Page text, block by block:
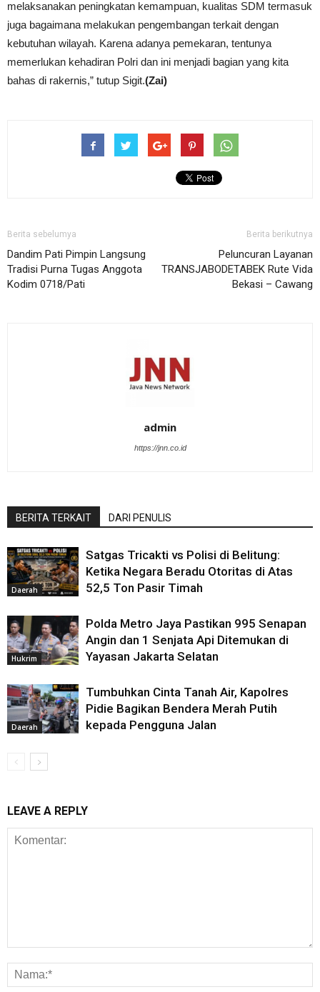
melaksanakan peningkatan kemampuan, kualitas SDM termasuk
juga bagaimana melakukan pengembangan terkait dengan
kebutuhan wilayah. Karena adanya pemekaran, tentunya
memerlukan kehadiran Polri dan ini menjadi bagian yang kita
bahas di rakernis,” tutup Sigit.(Zai)
Berita sebelumya
Dandim Pati Pimpin Langsung
Tradisi Purna Tugas Anggota
Kodim 0718/Pati
Berita berikutnya
Peluncuran Layanan
TRANSJABODETABEK Rute Vida
Bekasi – Cawang
admin
https://jnn.co.id
BERITA TERKAIT DARI PENULIS
Daerah
Satgas Tricakti vs Polisi di Belitung:
Ketika Negara Beradu Otoritas di Atas
52,5 Ton Pasir Timah
Hukrim
Polda Metro Jaya Pastikan 995 Senapan
Angin dan 1 Senjata Api Ditemukan di
Yayasan Jakarta Selatan
Daerah
‎Tumbuhkan Cinta Tanah Air, Kapolres
Pidie Bagikan Bendera Merah Putih
kepada Pengguna Jalan
LEAVE A REPLY